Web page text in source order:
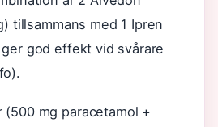
tillsammans med 1 Ipren
god effekt vid svårare
(500 mg paracetamol +